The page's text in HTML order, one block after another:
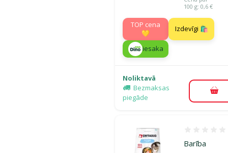
100 g: 0,6 €
TOP cena
💛
Izdevīgi 🛍️
iesaka
Noliktavā
Bezmaksas
piegāde
Barība